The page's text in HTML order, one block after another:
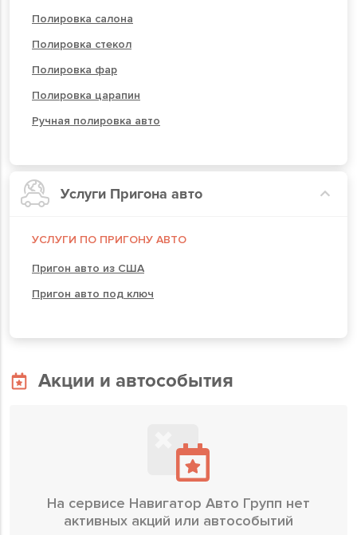
Полировка салона
Полировка стекол
Полировка фар
Полировка царапин
Ручная полировка авто
Услуги Пригона авто
УСЛУГИ ПО ПРИГОНУ АВТО
Пригон авто из США
Пригон авто под ключ
Акции и автособытия
На сервисе Навигатор Авто Групп нет
активных акций или автособытий